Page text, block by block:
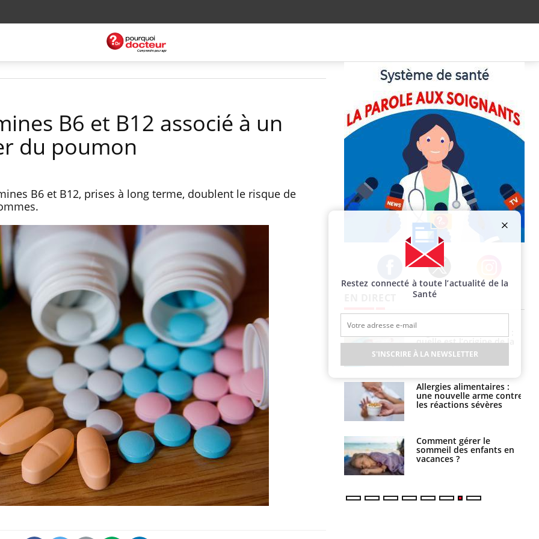
B6 et B12 associé à un
du poumon
B6 et B12, prises à long terme, doublent le risque de
Facebook Twitter Instagram
Le smartphone nuit-il à
l'apprentissage de la
lecture ?
Mordue par une tique en
vacances, elle reste dans
le coma pendant 42 jours
Mordue par un
barracuda, une petite fille
secourue grâce à un
réflexe essentiel
quelle est l’origine de la
contamination ?
Allergies alimentaires :
une nouvelle arme contre
les réactions sévères
Comment gérer le
sommeil des enfants en
vacances ?
les kinés pourront
bientôt faire
TDAH : quel est ce
traitement autorisé aux
États-Unis ?
Cerveau : le mystère de la
"madeleine de Proust"
enfin expliqué
Restez connecté à toute l’actualité de la
Santé
S'INSCRIRE À LA NEWSLETTER